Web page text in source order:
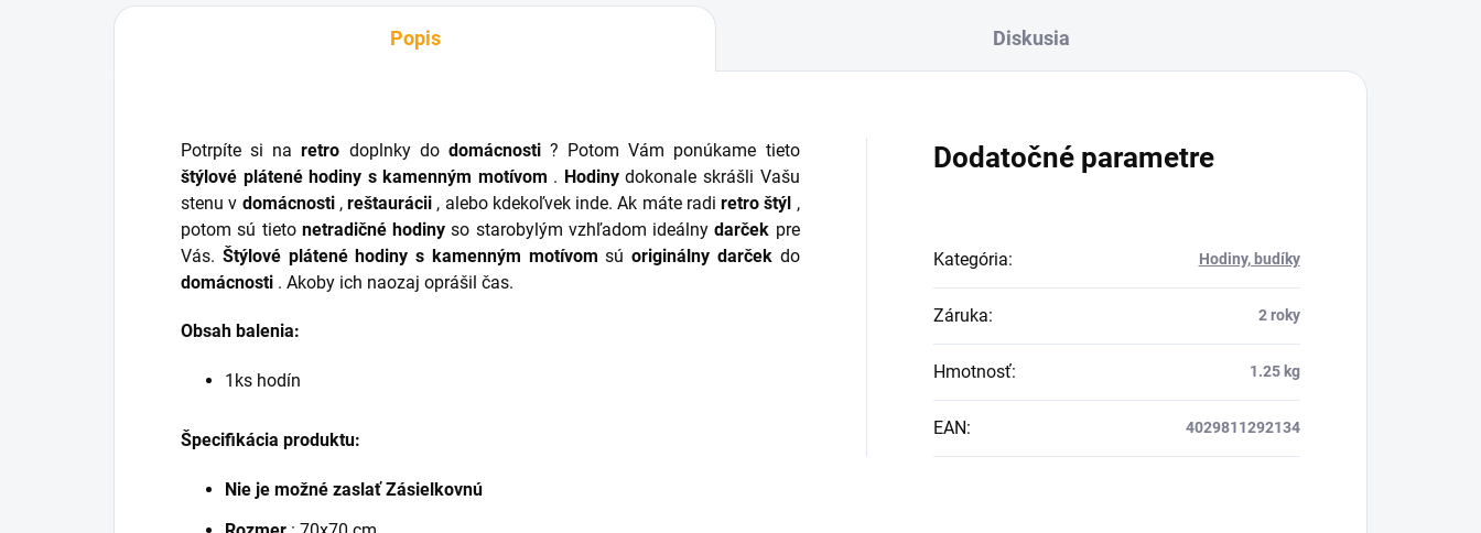
Popis Diskusia
Potrpíte si naretro doplnky do domácnosti? Potom Vám ponúkame tieto
štýlové plátené hodiny s kamenným motívom . Hodinydokonale skrášli Vašu
stenu v domácnosti,reštaurácii , alebo kdekoľvek inde. Ak máte radiretro štýl ,
potom sú tieto netradičné hodiny so starobylým vzhľadom ideálnydarček pre
Vás. Štýlové plátené hodiny s kamenným motívom súoriginálny darčekdo
domácnosti . Akoby ich naozaj oprášil čas.
Obsah balenia:
1ks hodín
Špecifikácia produktu:
Nie je možné zaslať Zásielkovnú
Dodatočné parametre
Kategória: Hodiny, budíky
Záruka: 2 roky
Hmotnosť: 1.25 kg
EAN: 4029811292134